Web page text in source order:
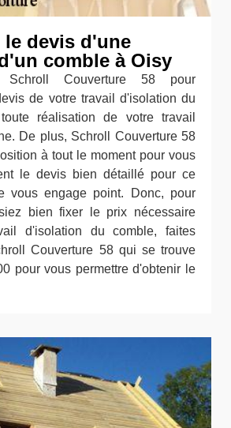
le devis d'une
comble à Oisy
Schroll Couverture 58 pour
de votre travail d'isolation du
réalisation de votre travail
De plus, Schroll Couverture 58
à tout le moment pour vous
le devis bien détaillé pour ce
vous engage point. Donc, pour
bien fixer le prix nécessaire
d'isolation du comble, faites
Couverture 58 qui se trouve
pour vous permettre d'obtenir le